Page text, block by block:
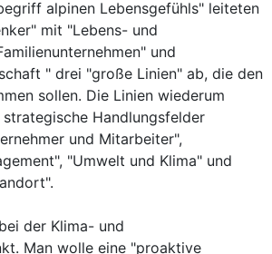
alpinen Lebensgefühls" leiteten
mit "Lebens- und
und
" drei "große Linien" ab, die den
sollen. Die Linien wiederum
Handlungsfelder
und Mitarbeiter",
"Umwelt und Klima" und
der Klima- und
Man wolle eine "proaktive